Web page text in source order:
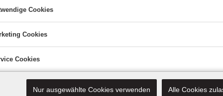
Cookies
Cookies
Cookies ermöglichen grundlegende Funktionen und
Funktion der Website erforderlich.
Cookies
Wir verwenden Cookies, um personalisierte
und personalisierte Anzeigen auszuspielen,
An
Cookies
Service CookiesNur ausgewählte Cookies verwenden Alle Cookies
Knoblauch Dip